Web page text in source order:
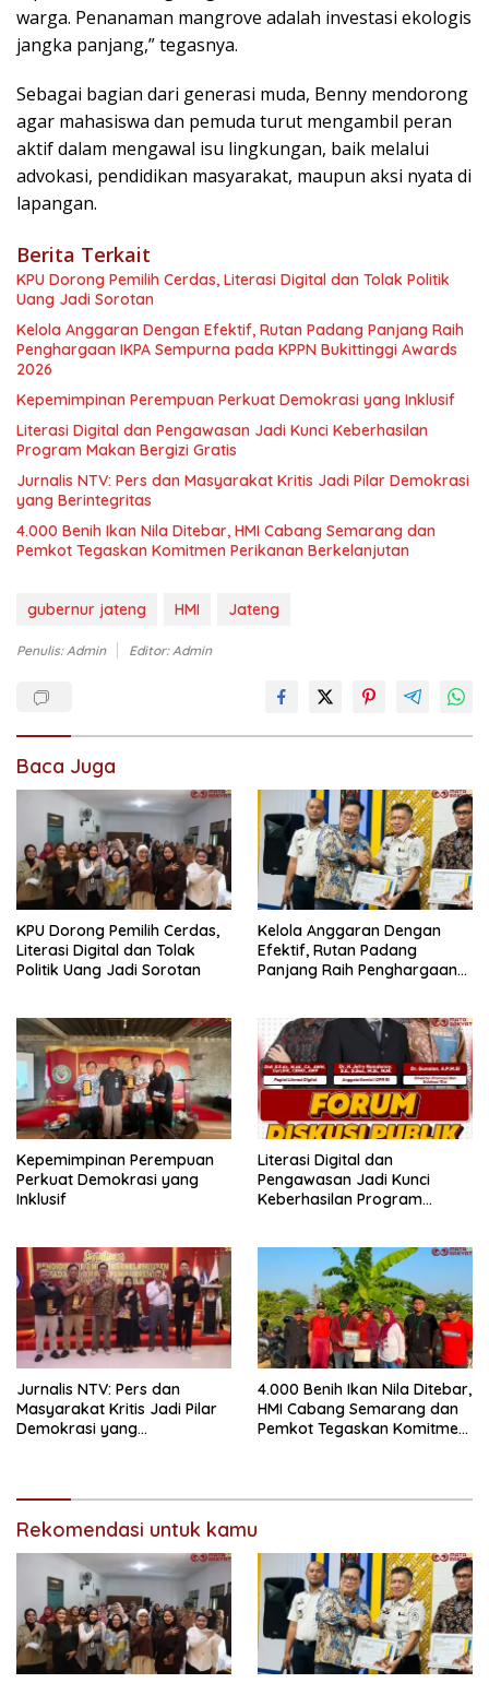
warga. Penanaman mangrove adalah investasi ekologis
jangka panjang,” tegasnya.
Sebagai bagian dari generasi muda, Benny mendorong
agar mahasiswa dan pemuda turut mengambil peran
aktif dalam mengawal isu lingkungan, baik melalui
advokasi, pendidikan masyarakat, maupun aksi nyata di
lapangan.
Berita Terkait
KPU Dorong Pemilih Cerdas, Literasi Digital dan Tolak Politik
Uang Jadi Sorotan
Kelola Anggaran Dengan Efektif, Rutan Padang Panjang Raih
Penghargaan IKPA Sempurna pada KPPN Bukittinggi Awards
2026
Kepemimpinan Perempuan Perkuat Demokrasi yang Inklusif
Literasi Digital dan Pengawasan Jadi Kunci Keberhasilan
Program Makan Bergizi Gratis
Jurnalis NTV: Pers dan Masyarakat Kritis Jadi Pilar Demokrasi
yang Berintegritas
4.000 Benih Ikan Nila Ditebar, HMI Cabang Semarang dan
Pemkot Tegaskan Komitmen Perikanan Berkelanjutan
gubernur jateng HMI Jateng
Penulis: Admin Editor: Admin
Baca Juga
KPU Dorong Pemilih Cerdas,
Literasi Digital dan Tolak
Politik Uang Jadi Sorotan
Kelola Anggaran Dengan
Efektif, Rutan Padang
Panjang Raih Penghargaan
Kepemimpinan Perempuan
Perkuat Demokrasi yang
Inklusif
Literasi Digital dan
Pengawasan Jadi Kunci
Keberhasilan Program
Jurnalis NTV: Pers dan
Masyarakat Kritis Jadi Pilar
Demokrasi yang
4.000 Benih Ikan Nila Ditebar,
HMI Cabang Semarang dan
Pemkot Tegaskan Komitmen
Rekomendasi untuk kamu